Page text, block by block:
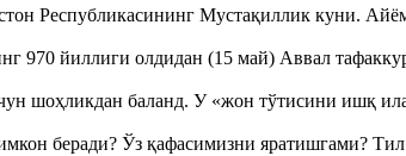
Республикасининг Мустақиллик куни.
970 йиллиги олдидан (15 май) Аввал
шоҳликдан баланд. У «жон тўтисини ишқ
беради? Ўз қафасимизни яратишгами?